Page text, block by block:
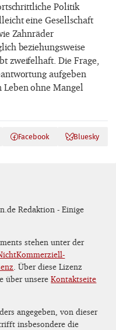
Politik
eine Gesellschaft
Zahnräder
beziehungsweise
zweifelhaft. Die Frage,
aufgeben
ohne Mangel
Facebook Bluesky
Redaktion - Einige
stehen unter der
. Über diese Lizenz
über unsereKontaktseite
angegeben, von dieser
insbesondere die